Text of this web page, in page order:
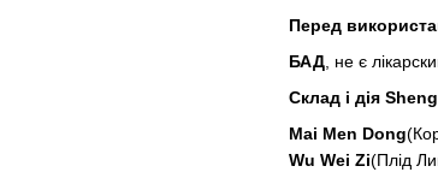
Перед
БАД , не є
Склад і дія
Mai Men Dong
Wu Wei Zi(Плід